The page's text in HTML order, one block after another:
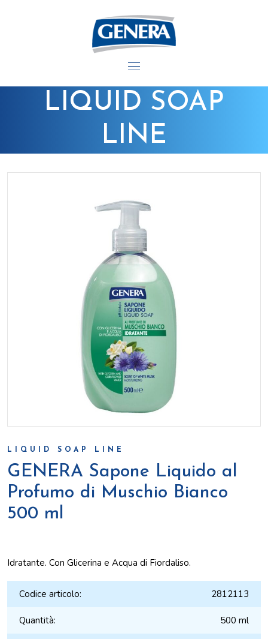
GENERA COSMETICI
LIQUID SOAP
LINE
LIQUID SOAP LINE
GENERA Sapone Liquido al
Profumo di Muschio Bianco
500 ml
Idratante. Con Glicerina e Acqua di Fiordaliso.
Codice articolo: 2812113
Quantità: 500 ml